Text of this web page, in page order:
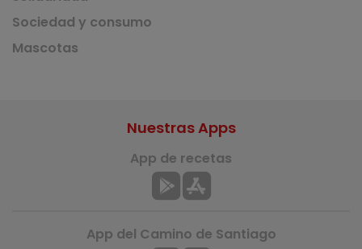
Sociedad y consumo
Mascotas
Nuestras Apps
App de recetas
App del Camino de Santiago